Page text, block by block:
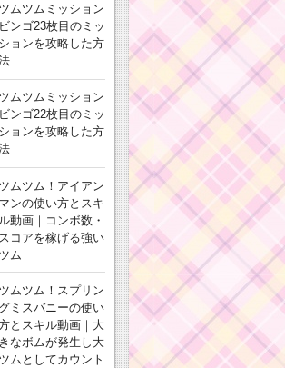
ツムツムミッション
ビンゴ23枚目のミッ
ションを攻略した方
ツムツムミッション
ビンゴ22枚目のミッ
ションを攻略した方
ツムツム！アイアン
マンの使い方とスキ
ル動画｜コンボ数・
スコアを稼げる強い
ツム
ツムツム！スプリン
グミスバニーの使い
とスキル動画｜大
きなボムが発生し大
ツムとしてカウント